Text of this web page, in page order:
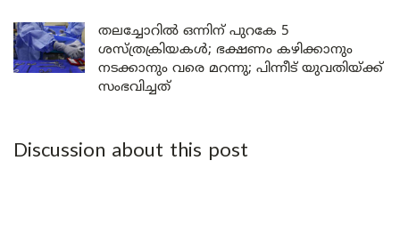
തലച്ചോറില്‍ ഒന്നിന് പുറകേ 5
ശസ്ത്രക്രിയകള്‍; ഭക്ഷണം കഴിക്കാനും
നടക്കാനും വരെ മറന്നു; പിന്നീട് യുവതിയ്ക്ക്
സംഭവിച്ചത്
Discussion about this post